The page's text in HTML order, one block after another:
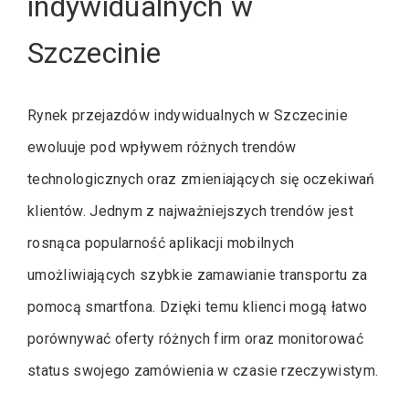
Szczecinie
Rynek przejazdów indywidualnych w Szczecinie
ewoluuje pod wpływem różnych trendów
technologicznych oraz zmieniających się oczekiwań
klientów. Jednym z najważniejszych trendów jest
rosnąca popularność aplikacji mobilnych
umożliwiających szybkie zamawianie transportu za
pomocą smartfona. Dzięki temu klienci mogą łatwo
porównywać oferty różnych firm oraz monitorować
status swojego zamówienia w czasie rzeczywistym.